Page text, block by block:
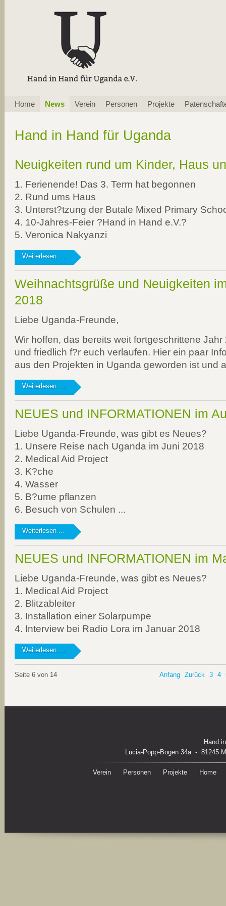
Navigation
überspringen
Home News Verein Personen Projekte
Hand in Hand für Uganda
Neuigkeiten rund um Kinder, Haus
1. Ferienende! Das 3. Term hat begonnen
2. Rund ums Haus
3. Unterst?tzung der Butale Mixed Primary
4. 10-Jahres-Feier ?Hand in Hand e.V.?
5. Veronica Nakyanzi
Weiterlesen … Neuigkeiten
rund
Kinder,
Anderes
Weihnachtsgrüße und Neuigkeiten
2018
Liebe Uganda-Freunde,
Wir hoffen, das bereits weit fortgeschrittene
und friedlich f?r euch verlaufen. Hier ein paar
aus den Projekten in Uganda geworden ist und
Weiterlesen … Weihnachtsgrüße
und
im
2018
NEUES und INFORMATIONEN im
Liebe Uganda-Freunde, was gibt es Neues?
1. Unsere Reise nach Uganda im Juni 2018
2. Medical Aid Project
3. K?che
4. Wasser
5. B?ume pflanzen
6. Besuch von Schulen ...
Weiterlesen … NEUES
und
im
2018
NEUES und INFORMATIONEN im
Liebe Uganda-Freunde, was gibt es Neues?
1. Medical Aid Project
2. Blitzableiter
3. Installation einer Solarpumpe
4. Interview bei Radio Lora im Januar 2018
Weiterlesen … NEUES
und
Seite 6 von 14 Anfang Zurück 3 4
Hand
Lucia-Popp-Bogen 34a - 81245
Verein Personen Projekte Home